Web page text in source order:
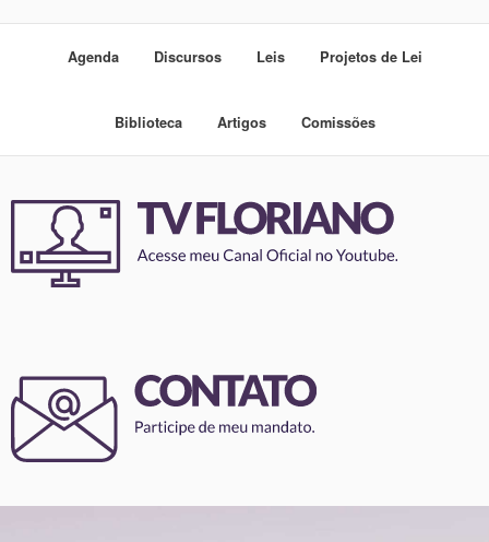
Agenda Discursos Leis Projetos de Lei
Biblioteca Artigos Comissões